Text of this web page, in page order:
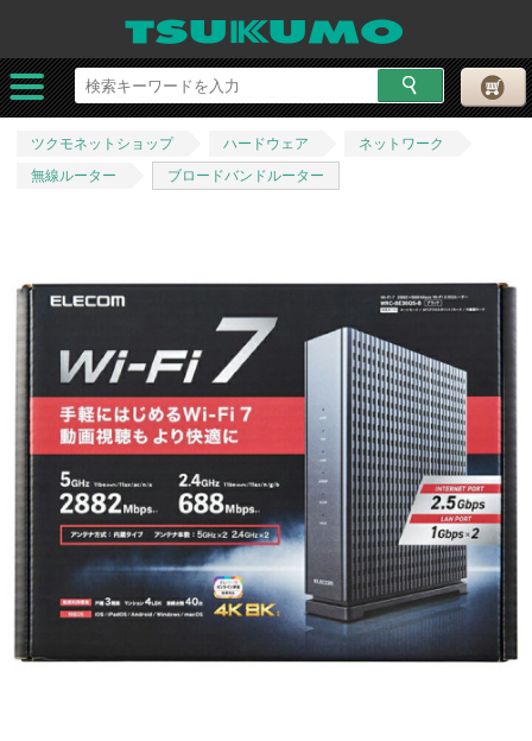
ツクモネットショップ ハードウェア
ネットワーク
無線ルーター
ブロードバンドルーター